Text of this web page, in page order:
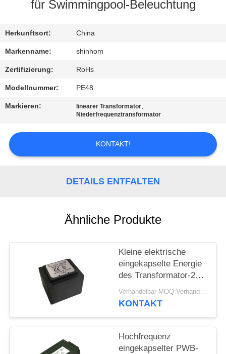
KONTAKTIEREN
SIE
UNS
NEUIGKEITEN
RECHTSSACHEN
ANGEBOT
ANFORDERN
PRIVACY
POLICY
für Swimmingpool-Beleuchtung
Herkunftsort: China
Markenname: shinhom
Zertifizierung: RoHs
Modellnummer: PE48
Markieren: linearer Transformator,
Niederfrequenztransformator
KONTAKT!
DETAILS ENTFALTEN
Ähnliche Produkte
Kleine elektrische
eingekapselte Energie
des Transformator-2VA
50Hz/60Hz
Verhandelbar MOQ:Verhandlung
KONTAKT
Hochfrequenz
eingekapselter PWB-